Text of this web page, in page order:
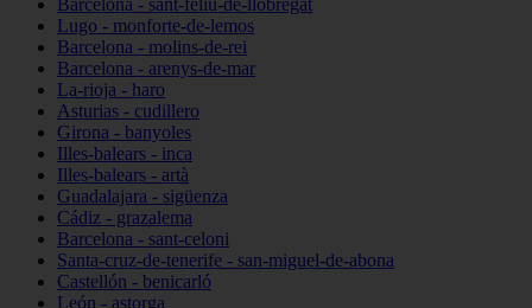
Barcelona - sant-feliu-de-llobregat
Lugo - monforte-de-lemos
Barcelona - molins-de-rei
Barcelona - arenys-de-mar
La-rioja - haro
Asturias - cudillero
Girona - banyoles
Illes-balears - inca
Illes-balears - artà
Guadalajara - sigüenza
Cádiz - grazalema
Barcelona - sant-celoni
Santa-cruz-de-tenerife - san-miguel-de-abona
Castellón - benicarló
León - astorga